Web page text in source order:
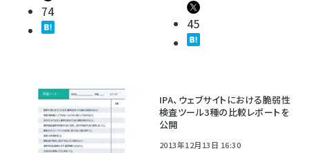
74
45
IPA、ウェブサイトにおける脆弱性
検査ツール3種の比較レポートを
公開
2013年12月13日 16:30